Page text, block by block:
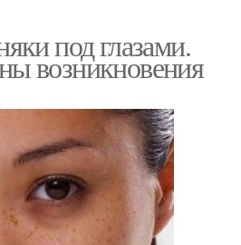
под глазами.
возникновения